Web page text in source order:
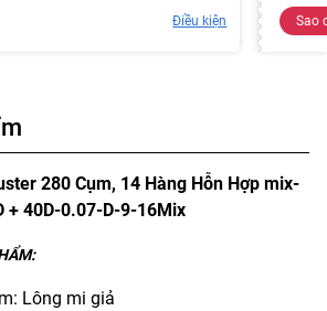
Điều kiện Sao
280 Cụm, 14 Hàng Hỗn Hợp mix-
+ 40D-0.07-D-9-16Mix
Lông mi giả